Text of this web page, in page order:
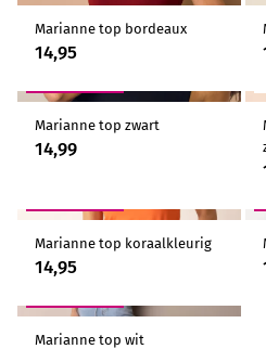
Marianne top bordeaux
14,95
Marianne top zwart
14,99
Marianne top koraalkleurig
14,95
Marianne top wit